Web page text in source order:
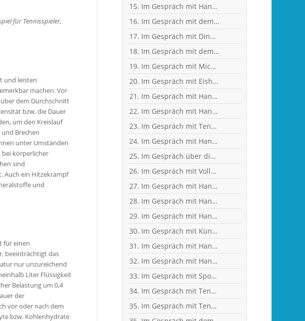
für Tennisspieler,
und leisten
machen. Vor
dem Durchschnitt
bzw. die Dauer
um den Kreislauf
Brechen
unter Umständen
bei körperlicher
sind
Auch ein Hitzekrampf
und
für einen
beeinträchtigt das
nur unzureichend
Liter Flüssigkeit
Belastung um 0,4
der
vor oder nach dem
bzw. Kohlenhydrate
15. Im Gespräch mit Handball-Trainer und Diplom-Sportwissenschaftler Ralf Bader
16. Im Gespräch mit dem ehemaligen Handball-Junioren-Nationalspieler Tom Spieß
17. Im Gespräch mit Dino Corak, Kreisläufer beim Handball-Zweitligisten TV Großwallstadt
18. Im Gespräch mit dem ehemaligen Handball-Junioren-Nationalspieler Lars Spieß
19. Im Gespräch mit Michael Spatz, Geschäftsführer des Handball-Zweitligisten TV Großwallstadt
20. Im Gespräch mit Eishockey-"Neu"-Bundestrainer Harold Kreis
21. Im Gespräch mit Handball-Torhüter Can Adanir
22. Im Gespräch mit Handball-Teammanagerin Nina Mattes
23. Im Gespräch mit Tennisprofi Marvin Netuschil
24. Im Gespräch mit Handball-Welt- und Europameister Carsten Lichtlein
25. Im Gespräch über dies und das mit Heilpraktikerin Angelika Rüdel
26. Im Gespräch mit Vollblut-Handballer Florian Eisenträger
27. Im Gespräch mit Handball-Torhüter Jan-Steffen Redwitz
28. Im Gespräch mit Handball-Nationaltorhüterin Isabell Roch
29. Im Gespräch mit Handball-Jugendkoordinator und Trainer Christian Plesser
30. Im Gespräch mit Künstler und Sänger Frank Keller
31. Im Gespräch mit Handballerin Emy van Wingerden
32. Im Gespräch mit Handball-Torhüterin Sabine Englert
33. Im Gespräch mit Sportwissenschaftler Ralf Brandt - Hirntumor und Sport
34. Im Gespräch mit Tennistrainer Christoph Meyer
35. Im Gespräch mit Tennisspielerin Sophia Luisa Niemeyer